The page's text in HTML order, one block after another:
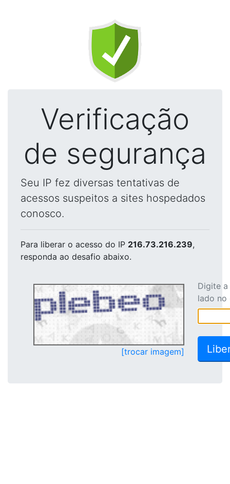
Verificação
de segurança
Seu IP fez diversas tentativas de
acessos suspeitos a sites hospedados
conosco.
Para liberar o acesso do IP 216.73.216.239,
responda ao desafio abaixo.
[trocar imagem]
Digite
lado no